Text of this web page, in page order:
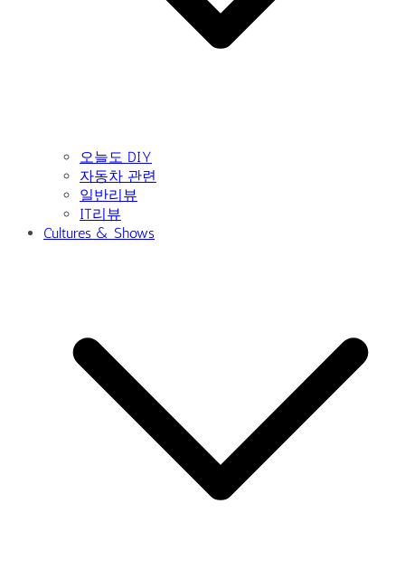
오늘도 DIY
자동차 관련
일반리뷰
IT리뷰
Cultures & Shows